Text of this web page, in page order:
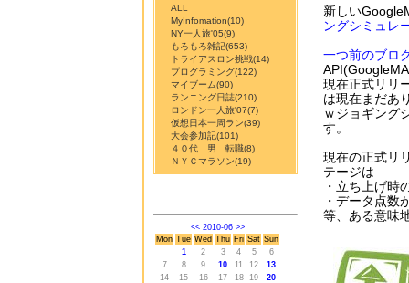
ALL
MyInfomation(10)
NY一人旅'05(9)
もろもろ雑記(653)
トライアスロン挑戦(14)
プログラミング(122)
マイブーム(90)
ランニング日誌(210)
ロンドン一人旅'07(7)
仮想日本一周ラン(39)
大会参加記(101)
４０代 男 転職(8)
ＮＹＣマラソン(19)
<< 2010-06 >>
Mon Tue Wed Thu Fri Sat Sun
1
2 3 4 5
6
7
8 9 10 11 12
13
14
15 16 17 18 19
20
新しい
ングシミュレ
一つ前のブロ
現在正式リリ
は現在まだあ
ｗジョギング
す。
現在の正式リ
テージは
・立ち上げ時
・データ点数
等、ある意味